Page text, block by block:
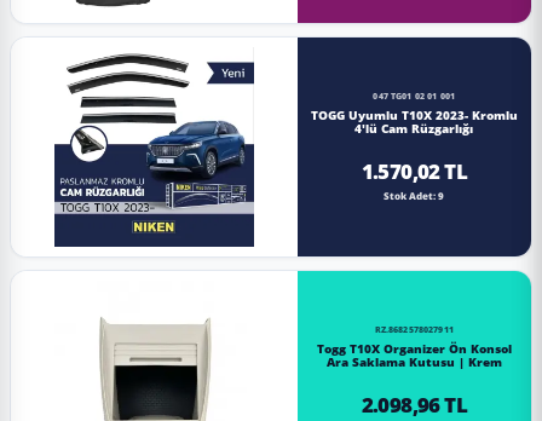
047 TG01 02 01 001
TOGG Uyumlu T10X 2023- Kromlu
4'lü Cam Rüzgarlığı
1.570,02 TL
Stok Adet: 9
RZ.8682578027911
Togg T10X Organizer Ön Konsol
Ara Saklama Kutusu | Krem
2.098,96 TL